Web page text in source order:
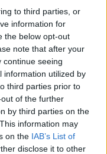
to third parties, or
information for
the below opt-out
note that after your
continue seeing
information utilized by
third parties prior to
of the further
by third parties on the
information may
on the IAB’s List of
disclose it to other
F5,6-8
för
& natur
nya
Göteborg,